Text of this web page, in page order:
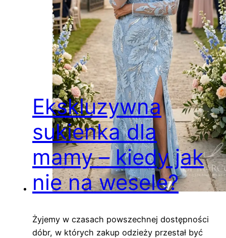
Ekskluzywna
sukienka dla
mamy – kiedy jak
nie na wesele?
Żyjemy w czasach powszechnej dostępności
dóbr, w których zakup odzieży przestał być